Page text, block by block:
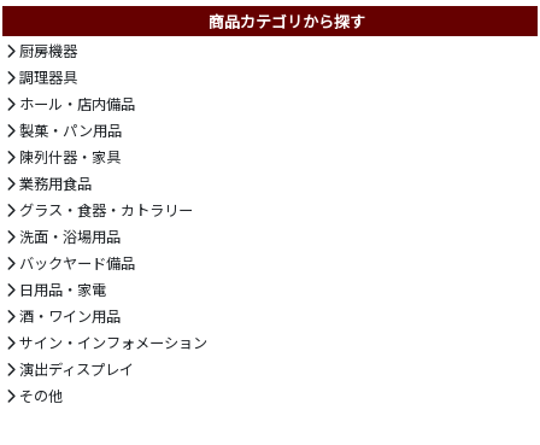
商品カテゴリから探す
厨房機器
調理器具
ホール・店内備品
製菓・パン用品
陳列什器・家具
業務用食品
グラス・食器・カトラリー
洗面・浴場用品
バックヤード備品
日用品・家電
酒・ワイン用品
サイン・インフォメーション
演出ディスプレイ
その他